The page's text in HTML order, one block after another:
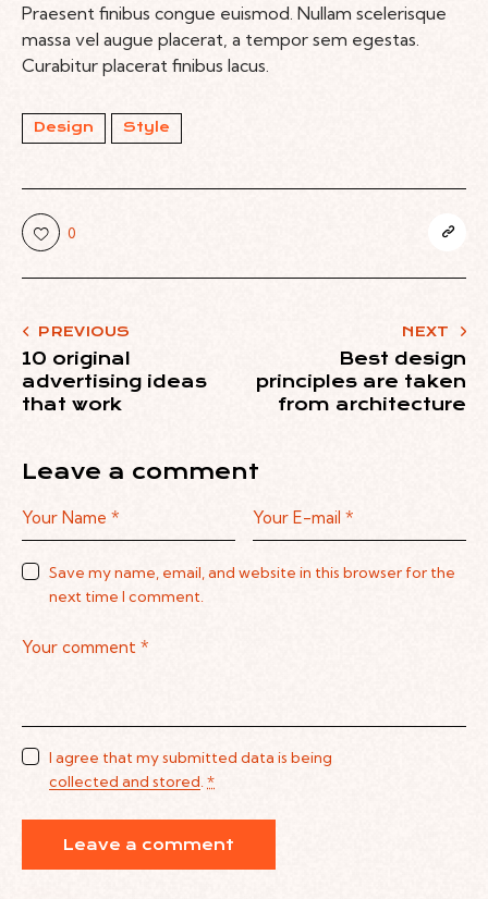
Praesent finibus congue euismod. Nullam scelerisque
massa vel augue placerat, a tempor sem egestas.
Curabitur placerat finibus lacus.
Design Style
0
PREVIOUS
10 original
advertising ideas
that work
NEXT
Best design
principles are taken
from architecture
Leave a comment
Save my name, email, and website in this browser for the
next time I comment.
I agree that my submitted data is being
collected and stored.*